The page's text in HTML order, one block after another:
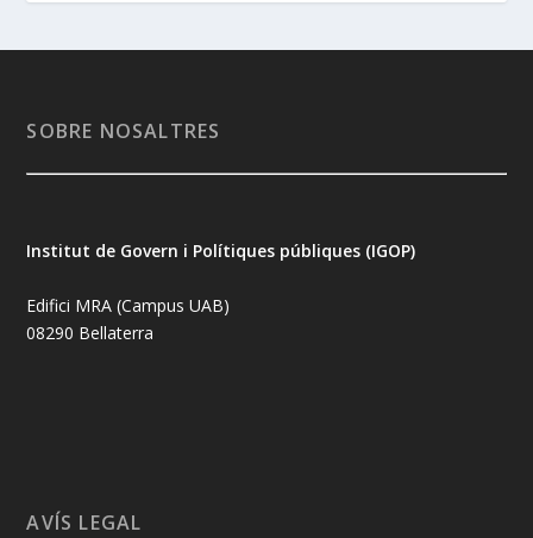
SOBRE NOSALTRES
Institut de Govern i Polítiques públiques (IGOP)
Edifici MRA (Campus UAB)
08290 Bellaterra
AVÍS LEGAL